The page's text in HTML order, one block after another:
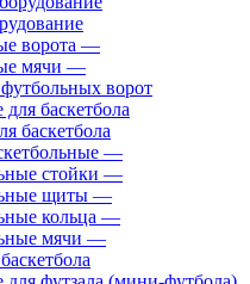
ворота —
мячи —
ворот
баскетбола
—
стойки —
щиты —
кольца —
мячи —